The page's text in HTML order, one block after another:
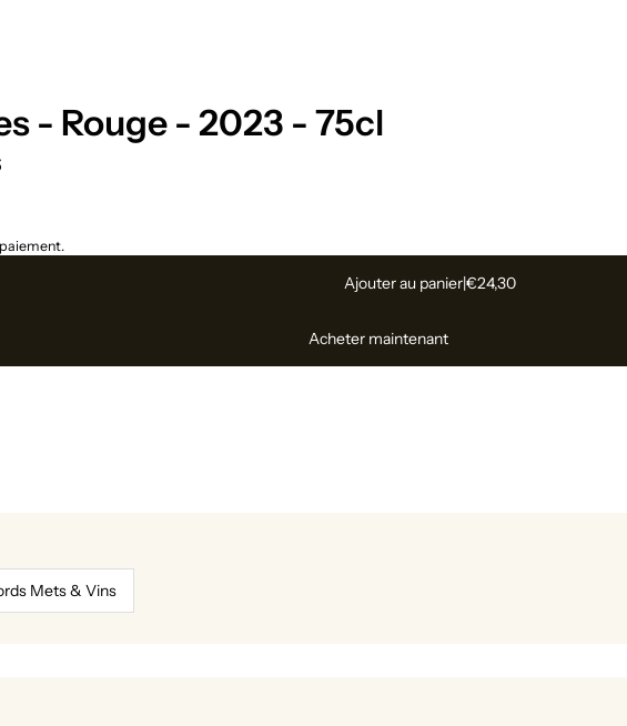
- Rouge - 2023 - 75cl
Ajouter au panier|€24,30
Acheter maintenant
Mets & Vins